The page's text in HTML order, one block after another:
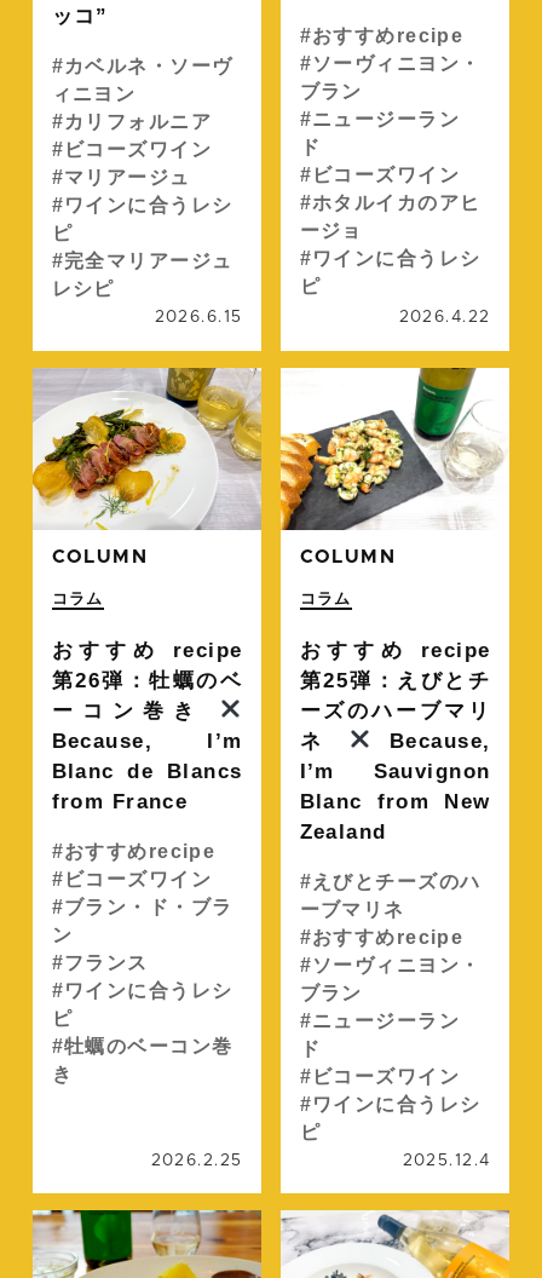
ッコ”
カベルネ・ソーヴ
ィニヨン
カリフォルニア
ビコーズワイン
マリアージュ
ワインに合うレシ
ピ
完全マリアージュ
レシピ
2026.6.15
おすすめrecipe
ソーヴィニヨン・
ブラン
ニュージーラン
ド
ビコーズワイン
ホタルイカのアヒ
ージョ
ワインに合うレシ
ピ
2026.4.22
COLUMN
コラム
おすすめ recipe
第26弾：牡蠣のベ
ーコン巻き
Because, I’m
Blanc de Blancs
from France
おすすめrecipe
ビコーズワイン
ブラン・ド・ブラ
ン
フランス
ワインに合うレシ
ピ
牡蠣のベーコン巻
き
2026.2.25
COLUMN
コラム
おすすめ recipe
第25弾：えびとチ
ーズのハーブマリ
ネ
Because,
I’m Sauvignon
Blanc from New
Zealand
えびとチーズのハ
ーブマリネ
おすすめrecipe
ソーヴィニヨン・
ブラン
ニュージーラン
ド
ビコーズワイン
ワインに合うレシ
ピ
2025.12.4
続きを読む